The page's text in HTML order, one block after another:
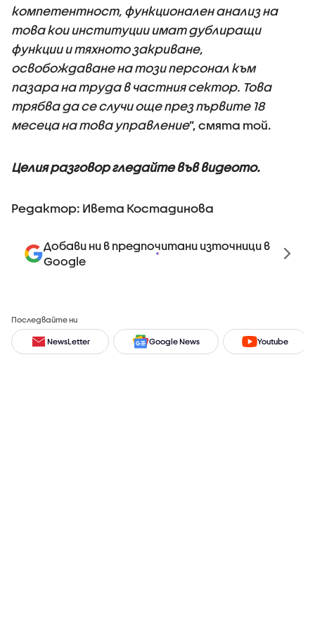
компетентност, функционален анализ на
това кои институции имат дублиращи
функции и тяхното закриване,
освобождаване на този персонал към
пазара на труда в частния сектор. Това
трябва да се случи още през първите 18
месеца на това управление”, смята той.
Целия разговор гледайте във видеото.
Редактор: Ивета Костадинова
Добави ни в предпочитани източници в
Google
Последвайте ни
NewsLetter Google News Youtube